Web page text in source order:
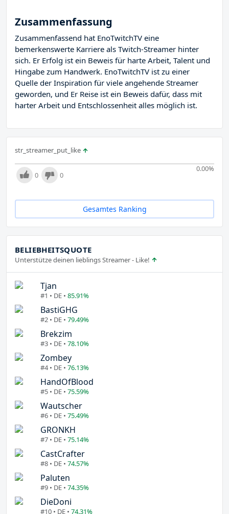
Zusammenfassung
Zusammenfassend hat EnoTwitchTV eine
bemerkenswerte Karriere als Twitch-Streamer hinter
sich. Er Erfolg ist ein Beweis für harte Arbeit, Talent und
Hingabe zum Handwerk. EnoTwitchTV ist zu einer
Quelle der Inspiration für viele angehende Streamer
geworden, und Er Reise ist ein Beweis dafür, dass mit
harter Arbeit und Entschlossenheit alles möglich ist.
str_streamer_put_like
0.00%
0 0
Gesamtes Ranking
BELIEBHEITSQUOTE
Unterstütze deinen lieblings Streamer - Like!
Tjan
#1 • DE • 85.91%
BastiGHG
#2 • DE • 79.49%
Brekzim
#3 • DE • 78.10%
Zombey
#4 • DE • 76.13%
HandOfBlood
#5 • DE • 75.59%
Wautscher
#6 • DE • 75.49%
GRONKH
#7 • DE • 75.14%
CastCrafter
#8 • DE • 74.57%
Paluten
#9 • DE • 74.35%
DieDoni
#10 • DE • 74.31%